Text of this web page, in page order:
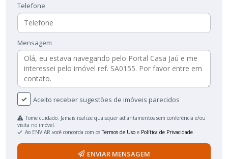
Telefone
Mensagem
Aceito receber sugestões de imóveis parecidos
Tome cuidado. Jamais realize quaisquer adiantamentos sem conferência e/ou
visita no imóvel.
Ao ENVIAR você concorda com osTermos de Uso e Política de Privacidade
ENVIAR MENSAGEM